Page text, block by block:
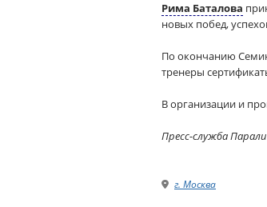
Рима Баталова
новых побед,
По окончанию
тренеры
В организации и
Пресс-служба
г. Москва